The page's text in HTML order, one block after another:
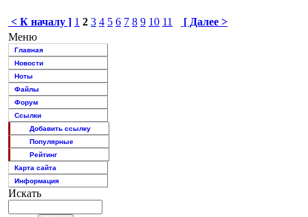
< К началу ] 1 2 3 4 5 6 7 8 9 10 11
[ Далее >
Меню
Главная
Новости
Ноты
Файлы
Форум
Ссылки
Добавить ссылку
Популярные
Рейтинг
Карта сайта
Информация
Искать